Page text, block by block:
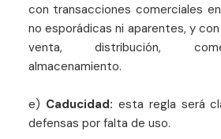
con transacciones comerciales
no esporádicas ni aparentes, y
venta, distribución,
almacenamiento.
e) Caducidad: esta regla será
defensas por falta de uso.